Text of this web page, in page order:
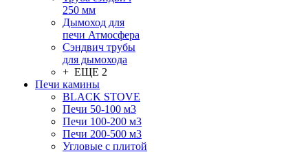
250 мм
Дымоход для
печи Атмосфера
Сэндвич трубы
для дымохода
+ ЕЩЕ 2
Печи камины
BLACK STOVE
Печи 50-100 м3
Печи 100-200 м3
Печи 200-500 м3
Угловые с плитой